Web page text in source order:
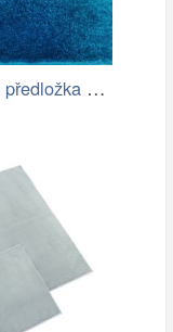
Koupelnová předložka SUNSHINE